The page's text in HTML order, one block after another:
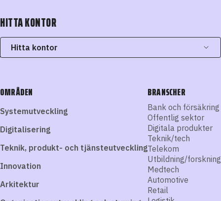
HITTA KONTOR
Hitta kontor
OMRÅDEN
Systemutveckling
Digitalisering
Teknik, produkt- och tjänsteutveckling
Innovation
Arkitektur
BRANSCHER
Bank och försäkring
Offentlig sektor
Digitala produkter
Teknik/tech
Telekom
Utbildning/forskning
Medtech
Automotive
Retail